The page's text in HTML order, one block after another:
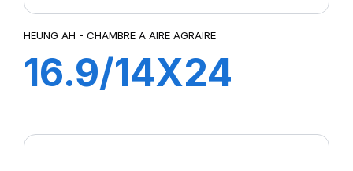
HEUNG AH - CHAMBRE A AIRE AGRAIRE
16.9/14X24